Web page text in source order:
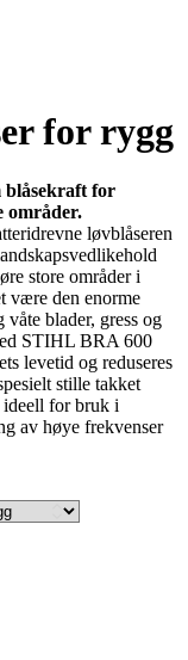
for rygg
blåsekraft for
områder.
løvblåseren
store områder i
være den enorme
blader, gress og
STIHL BRA 600
levetid og reduseres
stille takket
for bruk i
av høye frekvenser